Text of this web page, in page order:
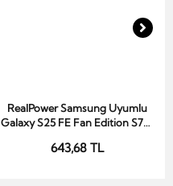
Sepete Ekle
RealPower Samsung Uyumlu
Galaxy S25 FE Fan Edition S731
Ömürlü Pil
643,68 TL